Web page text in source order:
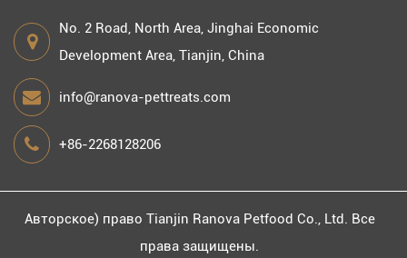
No. 2 Road, North Area, Jinghai Economic
Development Area, Tianjin, China
info@ranova-pettreats.com
+86-2268128206
Авторское) право Tianjin Ranova Petfood Co., Ltd. Все
права защищены.